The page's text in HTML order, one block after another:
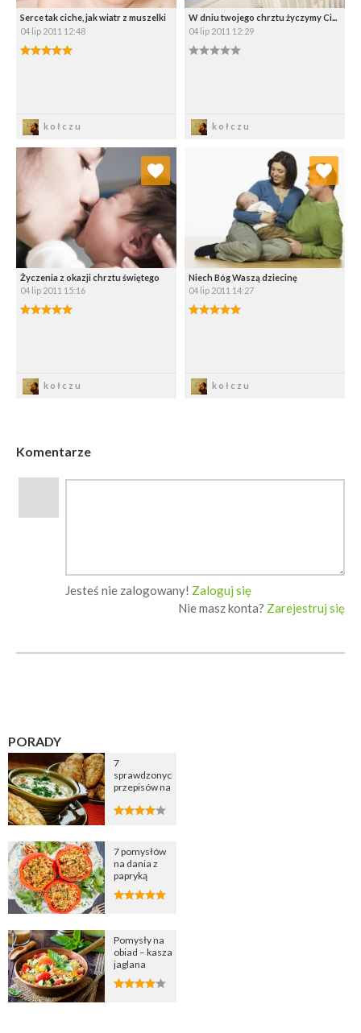
Serce tak ciche, jak wiatr z muszelki
04 lip 2011 12:48
5.00/5
kołczu
W dniu twojego chrztu życzymy Ci...
04 lip 2011 12:29
0.00/5
kołczu
Życzenia z okazji chrztu świętego
04 lip 2011 15:16
5.00/5
kołczu
Dodaj do ulubionych
Wybierz listę:
Niech Bóg Waszą dziecinę
04 lip 2011 14:27
5.00/5
kołczu
Dodaj do ulubionych
Wybierz listę:
Komentarze
Jesteś nie zalogowany! Zaloguj się
Nie masz konta? Zarejestruj się
PORADY
7
sprawdzonych
przepisów na
cebulową
7 pomysłów
na dania z
papryką
Pomysły na
obiad – kasza
jaglana